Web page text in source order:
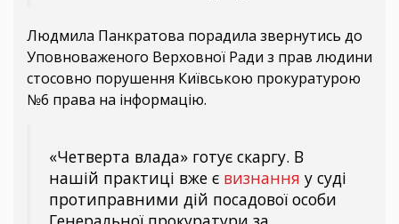
Людмила Панкратова порадила звернутись до
Уповноваженого Верховної Ради з прав людини
стосовно порушення Київською прокуратурою
№6 права на інформацію.
«Четверта влада» готує скаргу. В
нашій практиці вже є визнання у суді
протиправними дій посадової особи